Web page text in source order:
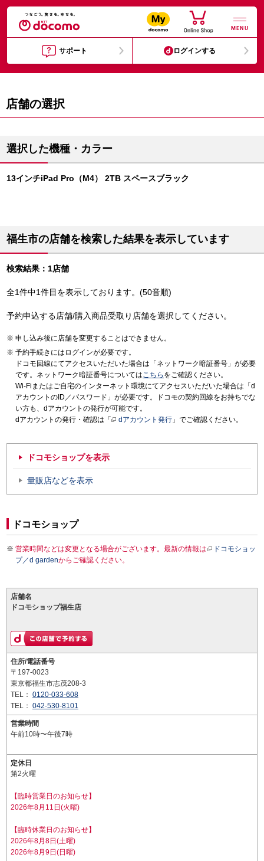
MENU
サポート ログインする
店舗の選択
選択した機種・カラー
13インチiPad Pro（M4） 2TB スペースブラック
福生市の店舗を検索した結果を表示しています
検索結果：1店舗
全1件中1件目を表示しております。(50音順)
予約申込する店舗/購入商品受取り店舗を選択してください。
申し込み後に店舗を変更することはできません。
予約手続きにはログインが必要です。
ドコモ回線にてアクセスいただいた場合は「ネットワーク暗証番号」が必要
です。ネットワーク暗証番号についてはこちら をご確認ください。
Wi-Fiまたはご自宅のインターネット環境にてアクセスいただいた場合は「d
アカウントのID／パスワード」が必要です。ドコモの契約回線をお持ちでな
い方も、dアカウントの発行が可能です。
dアカウントの発行・確認は「
dアカウント発行 」でご確認ください。
ドコモショップを表示
量販店などを表示
ドコモショップ
営業時間などは変更となる場合がございます。最新の情報は
ドコモショッ
プ／d gardenからご確認ください。
店舗名
ドコモショップ福生店
住所/電話番号
〒197-0023
東京都福生市志茂208-3
TEL： 0120-033-608
TEL： 042-530-8101
営業時間
午前10時〜午後7時
定休日
第2火曜
【臨時営業日のお知らせ】
2026年8月11日(火曜)
【臨時休業日のお知らせ】
2026年8月8日(土曜)
2026年8月9日(日曜)